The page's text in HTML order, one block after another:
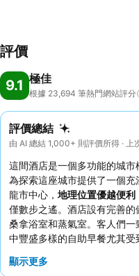
評價
9.1 極佳
根據 23,694 筆熱門網站評分
評價總結
由 AI 總結 1,000+ 則評價所得 ·
這間酒店是一個多功能的城市
為探索這座城市提供了一個
龍市中心， 地理位置優越便利
僅數步之遙。酒店設有完善
桑拿浴室和蒸氣室。客人們一
中豐盛多樣的自助早餐尤其
顯示更多